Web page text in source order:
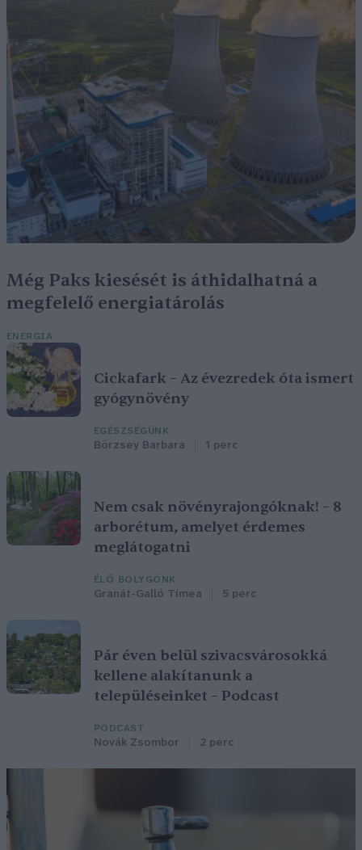
Még Paks kiesését is áthidalhatná a
megfelelő energiatárolás
ENERGIA
Cickafark – Az évezredek óta ismert
gyógynövény
EGÉSZSÉGÜNK
Börzsey Barbara 1 perc
Nem csak növényrajongóknak! – 8
arborétum, amelyet érdemes
meglátogatni
ÉLŐ BOLYGÓNK
Granát-Galló Tímea 5 perc
Pár éven belül szivacsvárosokká
kellene alakítanunk a
településeinket – Podcast
PODCAST
Novák Zsombor 2 perc